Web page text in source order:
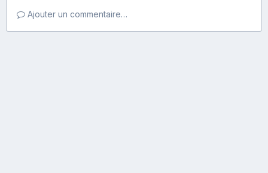
Ajouter un commentaire…